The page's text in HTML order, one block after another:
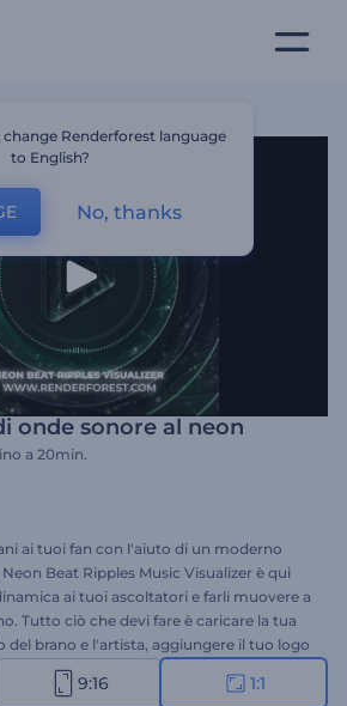
onde sonore al neon
a 20min.
ai tuoi fan con l'aiuto di un moderno
Beat Ripples Music Visualizer è qui
ai tuoi ascoltatori e farli muovere a
Tutto ciò che devi fare è caricare la tua
del brano e l'artista, aggiungere il tuo logo
musicale di alta qualità in pochi clic.
di musica techno, hip-hop, elettronica e
9:16 1:1
Renderforest language
to English?
No, thanks